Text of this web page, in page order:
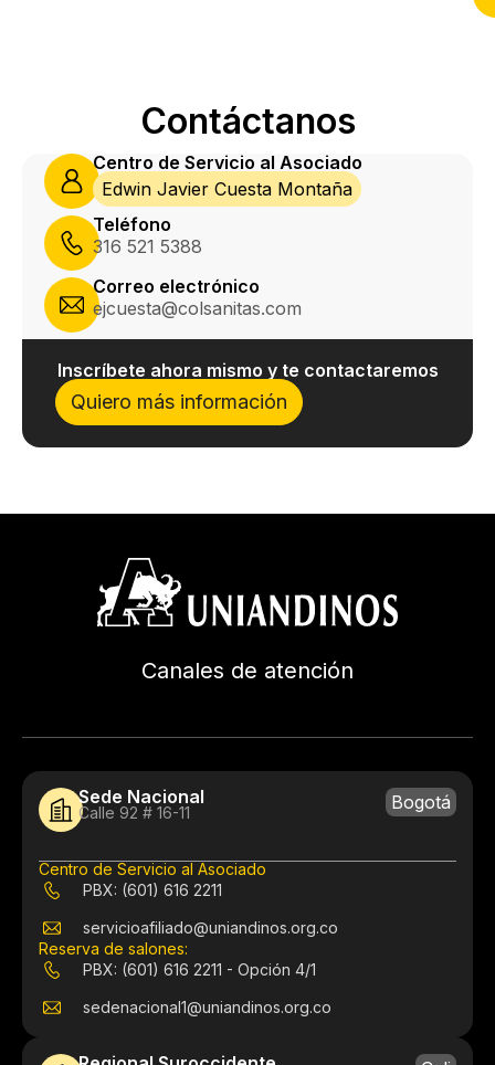
Contáctanos
Centro de Servicio al Asociado
Edwin Javier Cuesta Montaña
Teléfono
316 521 5388
Correo electrónico
ejcuesta@colsanitas.com
Inscríbete ahora mismo y te contactaremos
Quiero más información
Canales de atención
Sede Nacional
Calle 92 # 16-11 Bogotá
Centro de Servicio al Asociado
PBX: (601) 616 2211
servicioafiliado@uniandinos.org.co
Reserva de salones:
PBX: (601) 616 2211 - Opción 4/1
sedenacional1@uniandinos.org.co